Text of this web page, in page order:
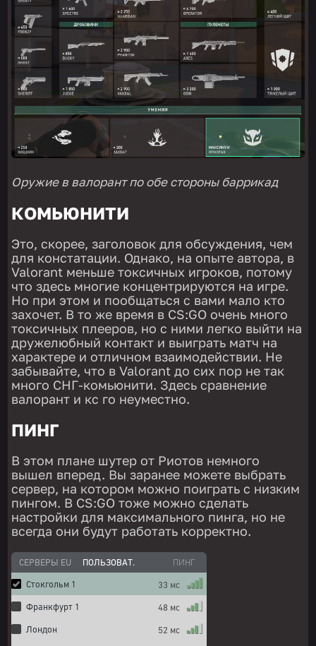
Оружие в валорант по обе стороны баррикад
КОМЬЮНИТИ
Это, скорее, заголовок для обсуждения, чем
для констатации. Однако, на опыте автора, в
Valorant меньше токсичных игроков, потому
что здесь многие концентрируются на игре.
Но при этом и пообщаться с вами мало кто
захочет. В то же время в CS:GO очень много
токсичных плееров, но с ними легко выйти на
дружелюбный контакт и выиграть матч на
характере и отличном взаимодействии. Не
забывайте, что в Valorant до сих пор не так
много СНГ-комьюнити. Здесь сравнение
валорант и кс го неуместно.
ПИНГ
В этом плане шутер от Риотов немного
вышел вперед. Вы заранее можете выбрать
сервер, на котором можно поиграть с низким
пингом. В CS:GO тоже можно сделать
настройки для максимального пинга, но не
всегда они будут работать корректно.